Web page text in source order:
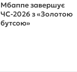
Мбаппе завершує
ЧС-2026 з «Золотою
бутсою»